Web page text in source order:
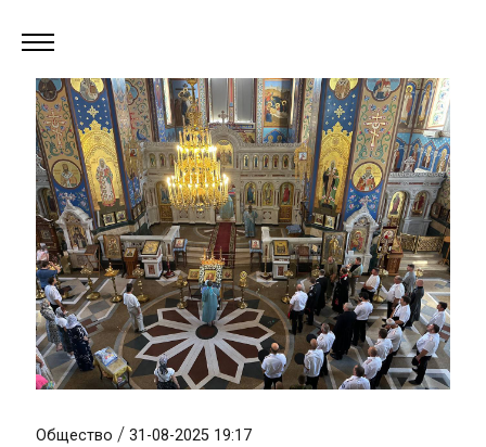
Общество / 31-08-2025 19:17